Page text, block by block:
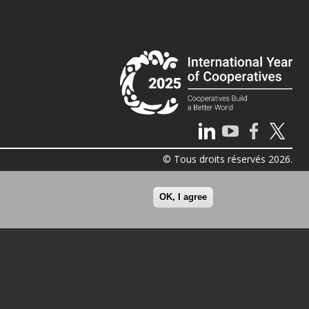
© Tous droits réservés 2026.
OK, I agree